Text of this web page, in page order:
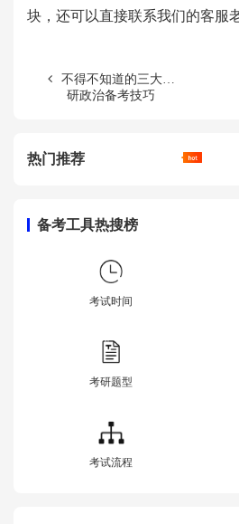
块，还可以直接联系我们的客服
不得不知道的三大考
研政治备考技巧
热门推荐
备考工具热搜榜
考试时间
考研题型
考试流程